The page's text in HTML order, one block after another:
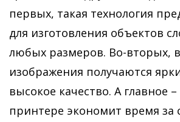
первых, такая технология
для изготовления объектов
любых размеров. Во-вторых,
изображения получаются
высокое качество. А главное
принтере экономит время за